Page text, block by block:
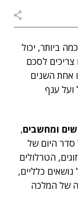
ביותר, יכול
לסכם
אחת השנים
ענף
ומחשבים,
סדר היום של
הטרלולים
כלליים,
של המלכה